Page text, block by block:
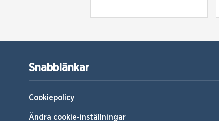
Snabblänkar
Cookiepolicy
Ändra cookie-inställningar